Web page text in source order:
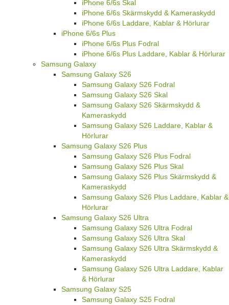
iPhone 6/6s Skal
iPhone 6/6s Skärmskydd & Kameraskydd
iPhone 6/6s Laddare, Kablar & Hörlurar
iPhone 6/6s Plus
iPhone 6/6s Plus Fodral
iPhone 6/6s Plus Laddare, Kablar & Hörlurar
Samsung Galaxy
Samsung Galaxy S26
Samsung Galaxy S26 Fodral
Samsung Galaxy S26 Skal
Samsung Galaxy S26 Skärmskydd &
Kameraskydd
Samsung Galaxy S26 Laddare, Kablar &
Hörlurar
Samsung Galaxy S26 Plus
Samsung Galaxy S26 Plus Fodral
Samsung Galaxy S26 Plus Skal
Samsung Galaxy S26 Plus Skärmskydd &
Kameraskydd
Samsung Galaxy S26 Plus Laddare, Kablar &
Hörlurar
Samsung Galaxy S26 Ultra
Samsung Galaxy S26 Ultra Fodral
Samsung Galaxy S26 Ultra Skal
Samsung Galaxy S26 Ultra Skärmskydd &
Kameraskydd
Samsung Galaxy S26 Ultra Laddare, Kablar
& Hörlurar
Samsung Galaxy S25
Samsung Galaxy S25 Fodral